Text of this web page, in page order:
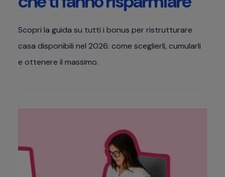
Scopri la guida su tutti i bonus per ristrutturare
casa disponibili nel 2026: come sceglierli, cumularli
e ottenere il massimo.